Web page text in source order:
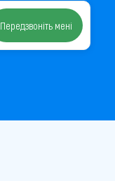
Передзвоніть мені